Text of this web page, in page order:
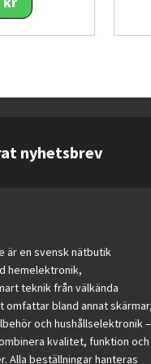
nyhetsbrev
är en svensk nätbutik
hemelektronik,
teknik från välkända
omfattar bland annat
och hushållselektronik –
kvalitet, funktion och
Alla beställningar hanteras